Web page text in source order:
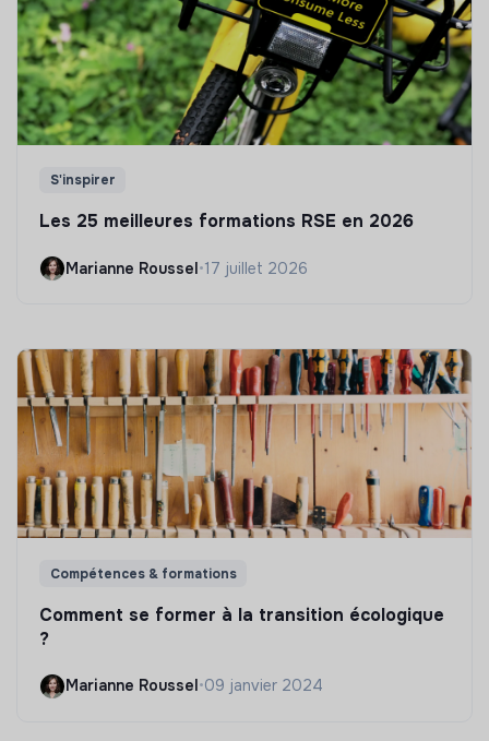
S'inspirer
Les 25 meilleures formations RSE en 2026
Marianne Roussel•17 juillet 2026
Compétences & formations
Comment se former à la transition écologique
?
Marianne Roussel •09 janvier 2024